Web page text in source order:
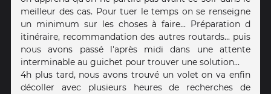
meilleur des cas. Pour tuer le temps on se renseigne
un minimum sur les choses à faire... Préparation d
itinéraire, recommandation des autres routards... puis
nous avons passé l'après midi dans une attente
interminable au guichet pour trouver une solution...
4h plus tard, nous avons trouvé un volet on va enfin
décoller avec plusieurs heures de recherches de